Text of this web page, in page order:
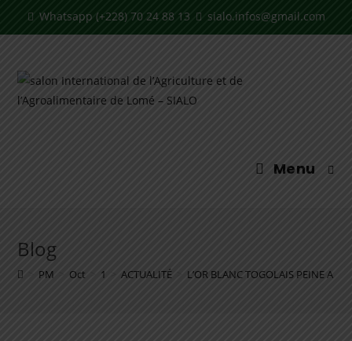
Whatsapp (+228) 70 24 88 13 sialo.infos@gmail.com
Menu
Blog
PM Oct 1 ACTUALITÉ L’OR BLANC TOGOLAIS PEINE A SE